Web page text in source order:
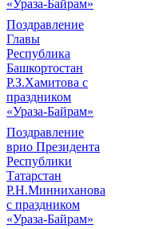
«Ураза-Байрам»
Поздравление
Главы
Республика
Башкортостан
Р.З.Хамитова с
праздником
«Ураза-Байрам»
Поздравление
врио Президента
Республики
Татарстан
Р.Н.Минниханова
с праздником
«Ураза-Байрам»